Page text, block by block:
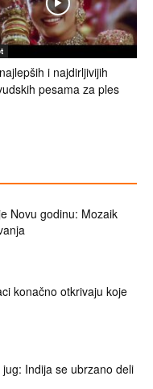
i najdirljivijih
pesama za ples
Novu godinu: Mozaik
konačno otkrivaju koje
Indija se ubrzano deli